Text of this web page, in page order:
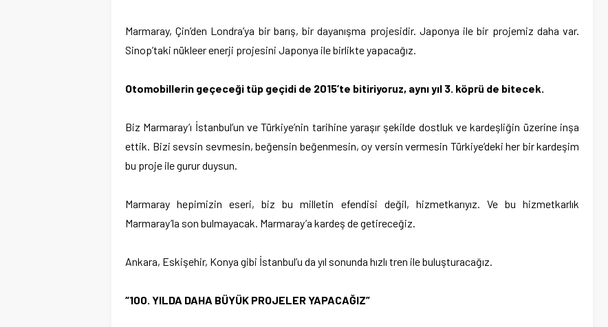
Marmaray, Çin’den Londra’ya bir barış, bir dayanışma projesidir. Japonya ile bir projemiz daha var.
Sinop’taki nükleer enerji projesini Japonya ile birlikte yapacağız.
Otomobillerin geçeceği tüp geçidi de 2015’te bitiriyoruz, aynı yıl 3. köprü de bitecek.
Biz Marmaray’ı İstanbul’un ve Türkiye’nin tarihine yaraşır şekilde dostluk ve kardeşliğin üzerine inşa
ettik. Bizi sevsin sevmesin, beğensin beğenmesin, oy versin vermesin Türkiye’deki her bir kardeşim
bu proje ile gurur duysun.
Marmaray hepimizin eseri, biz bu milletin efendisi değil, hizmetkarıyız. Ve bu hizmetkarlık
Marmaray’la son bulmayacak. Marmaray’a kardeş de getireceğiz.
Ankara, Eskişehir, Konya gibi İstanbul’u da yıl sonunda hızlı tren ile buluşturacağız.
“100. YILDA DAHA BÜYÜK PROJELER YAPACAĞIZ”